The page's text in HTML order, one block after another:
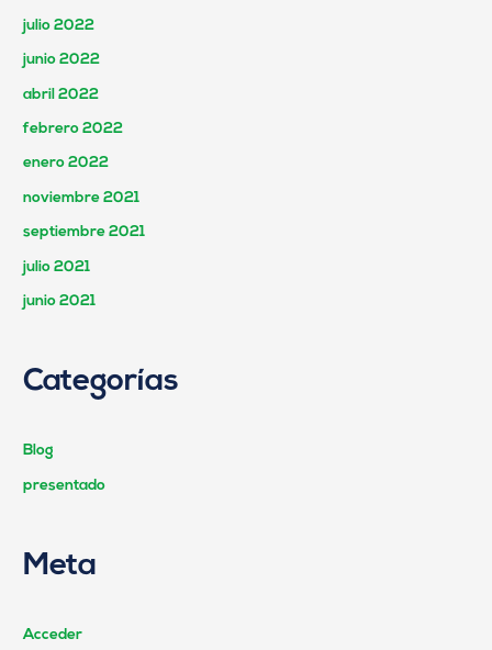
julio 2022
junio 2022
abril 2022
febrero 2022
enero 2022
noviembre 2021
septiembre 2021
julio 2021
junio 2021
Categorías
Blog
presentado
Meta
Acceder